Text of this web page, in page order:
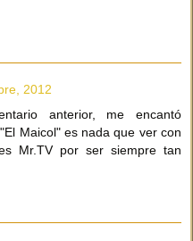
2012
anterior, me encantó
Maicol" es nada que ver con
Mr.TV por ser siempre tan